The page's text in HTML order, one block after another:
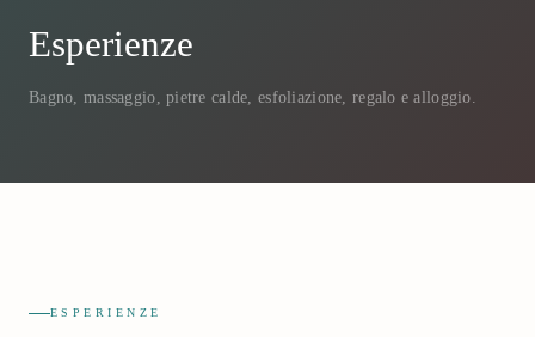
Esperienze
Bagno, massaggio, pietre calde, esfoliazione, regalo e alloggio.
ESPERIENZE